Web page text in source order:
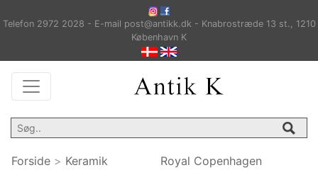
Telefon 2972 2028 - E-mail post@antikk.dk - Knabrostræde 13 st., 1210
København K
Forside > Keramik
Royal Copenhagen